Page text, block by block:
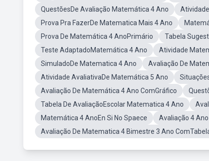
QuestõesDe Avaliação Matemática 4 Ano
Prova Pra FazerDe Matematica Mais 4 Ano
Prova De Matemática 4 AnoPrimário
Tabela
Teste AdaptadoMatemática 4 Ano
Atividade
SimuladoDe Matematica 4 Ano
Avaliação De
Atividade AvaliativaDe Matemática 5 Ano
Avaliação De Matemática 4 Ano ComGráfico
Tabela De AvaliaçãoEscolar Matematica 4 Ano
Matemática 4 AnoEn Si No Spaece
Avaliação 4
Avaliação De Matematica 4 Bimestre 3 Ano